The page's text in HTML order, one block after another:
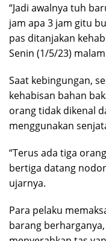
“Jadi awalnya tuh
jam apa 3 jam gitu
pas ditanjakan
Senin (1/5/23)
Saat kebingungan,
kehabisan bahan
orang tidak dikenal
menggunakan
“Terus ada tiga
bertiga datang
ujarnya.
Para pelaku
barang